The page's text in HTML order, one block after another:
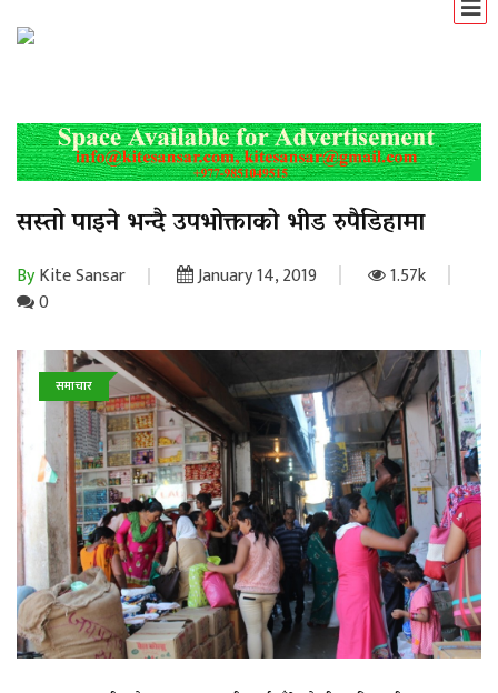
सस्तो पाइने भन्दै उपभोक्ताको भीड रुपैडिहामा
ByKite Sansar January 14, 2019
1.57k
0
समाचार